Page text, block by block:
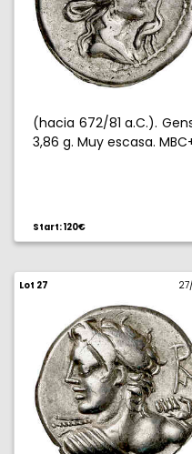
(hacia 672/81 a.C.).
3,86 g. Muy escasa.
Start: 120€
Lot 27